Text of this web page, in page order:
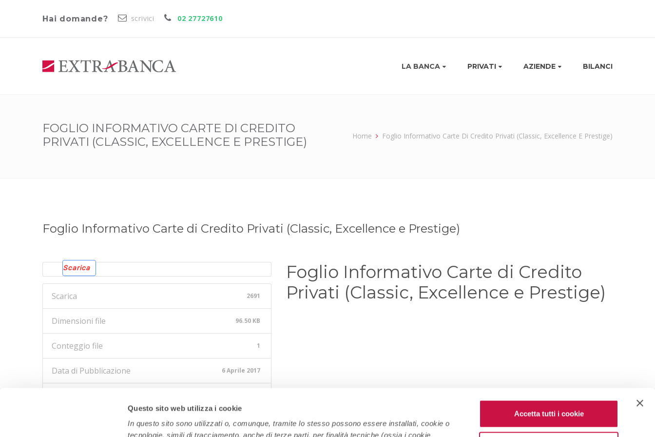
Questo sito web utilizza i cookie
In questo sito sono utilizzati o, comunque, tramite lo stesso possono essere installati, cookie o
tecnologie, simili di tracciamento, anche di terze parti, per finalità tecniche (ossia i cookie
Accetta tutti i cookie
Hai domande? scrivici 02 27727610
LA BANCA PRIVATI AZIENDE BILANCI
FOGLIO INFORMATIVO CARTE DI CREDITO
PRIVATI (CLASSIC, EXCELLENCE E PRESTIGE)
Home Foglio Informativo Carte Di Credito Privati (Classic, Excellence E Prestige)
Foglio Informativo Carte di Credito Privati (Classic, Excellence e Prestige)
Scarica
Scarica 2691
Dimensioni file 96.50 KB
Conteggio file 1
Data di Pubblicazione 6 Aprile 2017
Foglio Informativo Carte di Credito
Privati (Classic, Excellence e Prestige)